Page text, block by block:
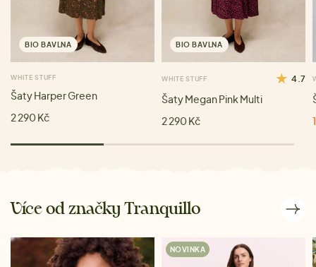
BIO BAVLNA
WHITE STUFF
Šaty Harper Green
2 290 Kč
BIO BAVLNA
WHITE STUFF 4.7
Šaty Megan Pink Multi
2 290 Kč
Více od značky Tranquillo
NOVINKA